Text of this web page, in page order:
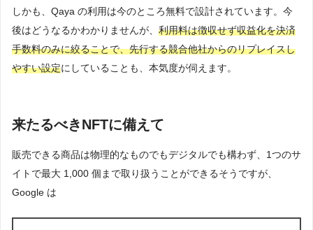
しかも、Qaya の利用は今のところ無料で設計されています。今
後はどうなるかわかりませんが、 利用料は徴収せず収益化を決済
手数料のみに絞ることで、先行する競合他社からのリプレイスし
やすい設定にしていることも、本気度が伺えます。
来たるべきNFTに備えて
販売できる商品は物理的なものでもデジタルでも構わず、1つのサ
イトで最大 1,000 個まで取り扱うことができるそうですが、
Google は